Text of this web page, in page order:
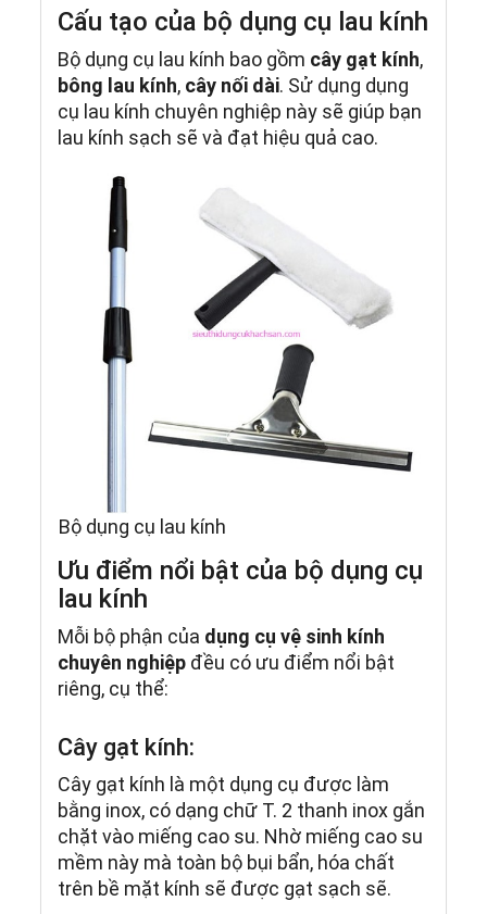
Cấu tạo của bộ dụng cụ lau kính
Bộ dụng cụ lau kính bao gồm cây gạt kính,
bông lau kính, cây nối dài. Sử dụng dụng
cụ lau kính chuyên nghiệp này sẽ giúp bạn
lau kính sạch sẽ và đạt hiệu quả cao.
Bộ dụng cụ lau kính
Ưu điểm nổi bật của bộ dụng cụ
lau kính
Mỗi bộ phận của dụng cụ vệ sinh kính
chuyên nghiệp đều có ưu điểm nổi bật
riêng, cụ thể:
Cây gạt kính:
Cây gạt kính là một dụng cụ được làm
bằng inox, có dạng chữ T. 2 thanh inox gắn
chặt vào miếng cao su. Nhờ miếng cao su
mềm này mà toàn bộ bụi bẩn, hóa chất
trên bề mặt kính sẽ được gạt sạch sẽ.